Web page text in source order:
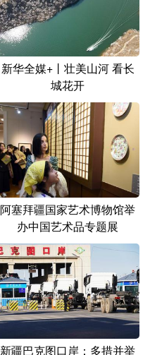
新华全媒+丨壮美山河 看长
城花开
阿塞拜疆国家艺术博物馆举
办中国艺术品专题展
新疆巴克图口岸：多措并举